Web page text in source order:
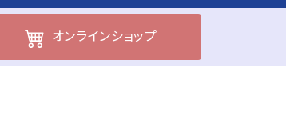
オンラインショップ